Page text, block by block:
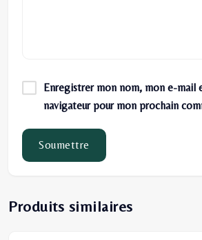
Enregistrer mon nom, mon e-mail
navigateur pour mon prochain
Produits similaires